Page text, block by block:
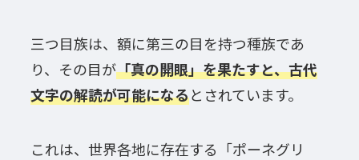
三つ目族は、額に第三の目を持つ種族であ
り、その目が「真の開眼」を果たすと、古代
文字の解読が可能になるとされています。
これは、世界各地に存在する「ポーネグリ